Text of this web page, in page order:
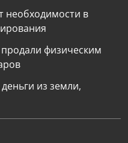
необходимости в
физическим
из земли,